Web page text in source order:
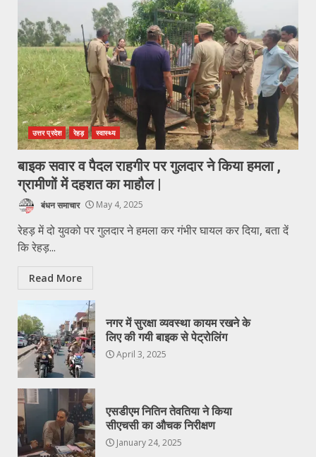
उत्तर प्रदेश रेहड़ स्वास्थ्य
बाइक सवार व पैदल राहगीर पर गुलदार ने किया हमला ,
ग्रामीणों में दहशत का माहौल |
बंधन समाचार May 4, 2025
रेहड़ में दो युवको पर गुलदार ने हमला कर गंभीर घायल कर दिया, बता दें
कि रेहड़...
Read More
नगर में सुरक्षा व्यवस्था कायम रखने के
लिए की गयी बाइक से पेट्रोलिंग
April 3, 2025
एसडीएम नितिन तेवतिया ने किया
सीएचसी का औचक निरीक्षण
January 24, 2025